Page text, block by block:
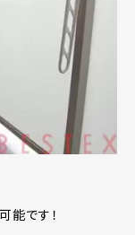
能です！